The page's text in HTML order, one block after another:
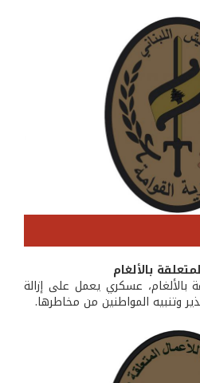
بالألغام
بالألغام، عسكري يعمل على إزالة
وتنبيه المواطنين من مخاطرها.